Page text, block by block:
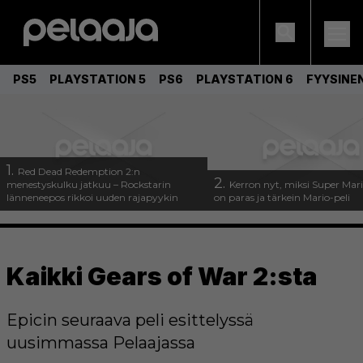
PS5 PLAYSTATION 5 PS6 PLAYSTATION 6
1. Red Dead Redemption 2:n
menestyskulku jatkuu – Rockstarin
länneneepos rikkoi uuden rajapyykin
2. Kerron nyt, miksi Super
on paras ja tärkein Mario-peli
Kaikki Gears of War 2:sta
Epicin seuraava peli esittelyssä
uusimmassa Pelaajassa